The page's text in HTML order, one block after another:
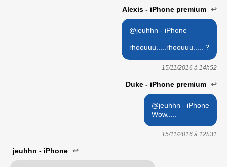
Alexis - iPhone premium ↩
@jeuhhn - iPhone
rhoouuu.....rhoouuu..... ?
15/11/2016 à 14h52
Duke - iPhone premium ↩
@jeuhhn - iPhone
Wow.....
15/11/2016 à 12h31
jeuhhn - iPhone ↩